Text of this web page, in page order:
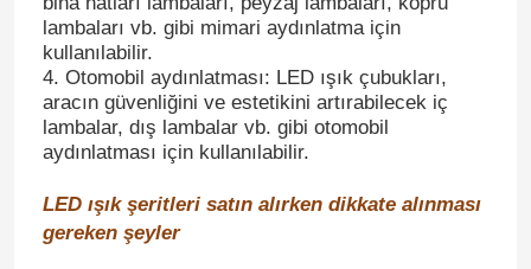
lambaları vb. gibi mimari aydınlatma için
kullanılabilir.
4. Otomobil aydınlatması: LED ışık çubukları,
aracın güvenliğini ve estetikini artırabilecek iç
lambalar, dış lambalar vb. gibi otomobil
aydınlatması için kullanılabilir.
LED ışık şeritleri satın alırken dikkate alınması
gereken şeyler